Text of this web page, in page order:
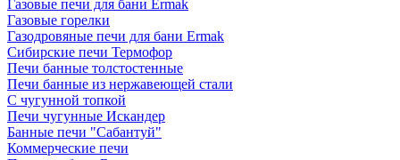
Газовые печи для бани Ermak
Газовые горелки
Газодровяные печи для бани Ermak
Сибирские печи Термофор
Печи банные толстостенные
Печи банные из нержавеющей стали
С чугунной топкой
Печи чугунные Искандер
Банные печи "Сабантуй"
Коммерческие печи